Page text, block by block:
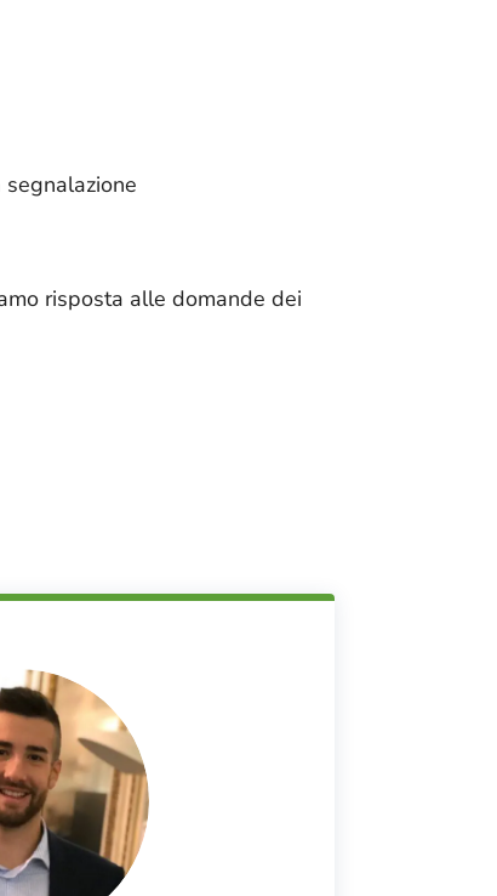
risposta alle domande dei